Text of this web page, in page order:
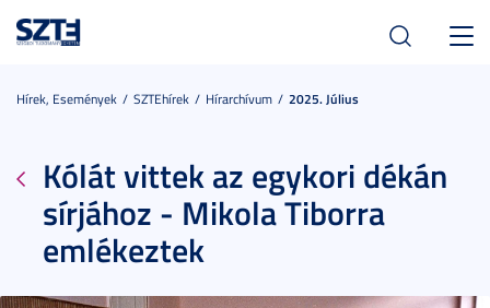
Hírek, Események SZTEhírek Hírarchívum 2025. Július
Kólát vittek az egykori dékán
sírjához - Mikola Tiborra
emlékeztek